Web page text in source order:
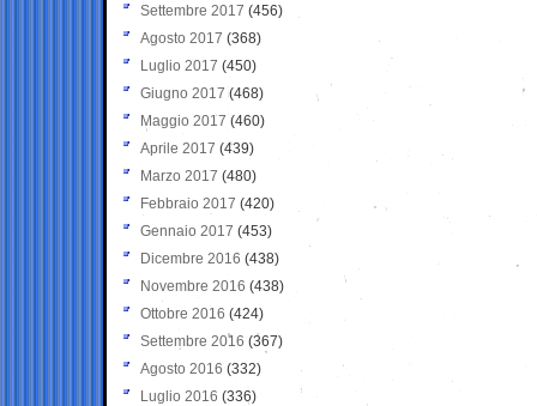
Settembre 2017 (456)
Agosto 2017 (368)
Luglio 2017 (450)
Giugno 2017 (468)
Maggio 2017 (460)
Aprile 2017 (439)
Marzo 2017 (480)
Febbraio 2017 (420)
Gennaio 2017 (453)
Dicembre 2016 (438)
Novembre 2016 (438)
Ottobre 2016 (424)
Settembre 2016 (367)
Agosto 2016 (332)
Luglio 2016 (336)